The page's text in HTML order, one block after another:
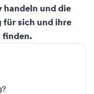
handeln und die
für sich und ihre
finden.